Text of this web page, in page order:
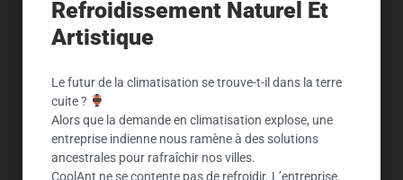
Refroidissement Naturel Et
Artistique
Le futur de la climatisation se trouve-t-il dans la terre
cuite ?
Alors que la demande en climatisation explose, une
entreprise indienne nous ramène à des solutions
ancestrales pour rafraîchir nos villes.
CoolAnt ne se contente pas de refroidir. L’entreprise